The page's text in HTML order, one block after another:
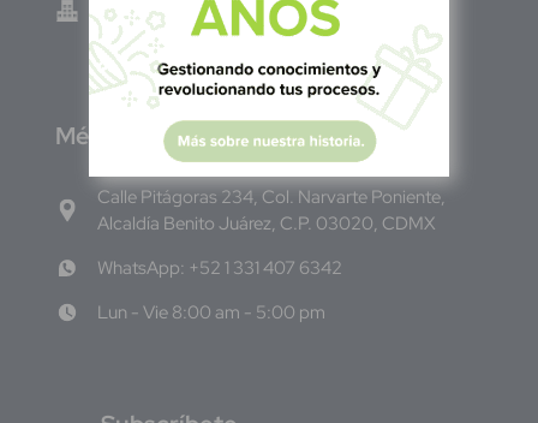
220118-102-0
México
Calle Pitágoras 234, Col. Narvarte Poniente,
Alcaldía Benito Juárez, C.P. 03020, CDMX
WhatsApp: +52 1 331 407 6342
Lun - Vie 8:00 am - 5:00 pm